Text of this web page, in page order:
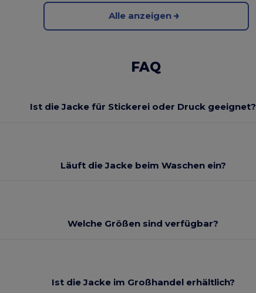
Alle anzeigen
FAQ
Ist die Jacke für Stickerei oder Druck geeignet?
Läuft die Jacke beim Waschen ein?
Welche Größen sind verfügbar?
Ist die Jacke im Großhandel erhältlich?